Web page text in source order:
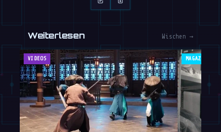
Weiterlesen Wischen →
VIDEOS MAGAZIN